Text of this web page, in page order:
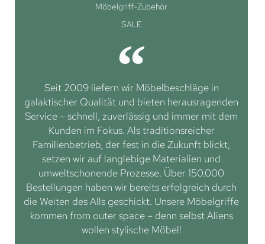
Möbelgriff-Zubehör
SALE
Seit 2009 liefern wir Möbelbeschläge in
galaktischer Qualität und bieten herausragenden
Service – schnell, zuverlässig und immer mit dem
Kunden im Fokus. Als traditionsreicher
Familienbetrieb, der fest in die Zukunft blickt,
setzen wir auf langlebige Materialien und
umweltschonende Prozesse. Über 150.000
Bestellungen haben wir bereits erfolgreich durch
die Weiten des Alls geschickt. Unsere Möbelgriffe
kommen from outer space – denn selbst Aliens
wollen stylische Möbel!